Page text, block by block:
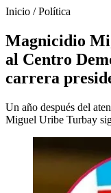
Inicio /Política
Magnicidio
al Centro
carrera
Un año después del
Miguel Uribe Turbay